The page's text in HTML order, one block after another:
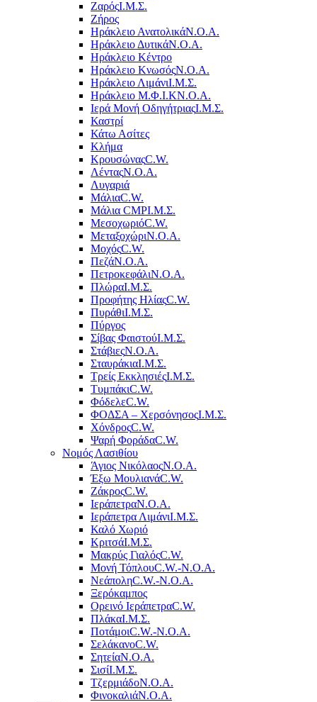
ΖαρόςΙ.Μ.Σ.
Ζήρος
Ηράκλειο ΑνατολικάΝ.Ο.Α.
Ηράκλειο ΔυτικάΝ.Ο.Α.
Ηράκλειο Κέντρο
Ηράκλειο ΚνωσόςΝ.Ο.Α.
Ηράκλειο ΛιμάνιΙ.Μ.Σ.
Ηράκλειο Μ.Φ.Ι.ΚΝ.Ο.Α.
Ιερά Μονή ΟδηγήτριαςΙ.Μ.Σ.
Καστρί
Κάτω Ασίτες
Κλήμα
ΚρουσώναςC.W.
ΛένταςΝ.Ο.Α.
Λυγαριά
ΜάλιαC.W.
Μάλια CMPΙ.Μ.Σ.
ΜεσοχωριόC.W.
ΜεταξοχώριΝ.Ο.Α.
ΜοχόςC.W.
ΠεζάΝ.Ο.Α.
ΠετροκεφάλιΝ.Ο.Α.
ΠλώραΙ.Μ.Σ.
Προφήτης ΗλίαςC.W.
ΠυράθιΙ.Μ.Σ.
Πύργος
Σίβας ΦαιστούΙ.Μ.Σ.
ΣτάβιεςΝ.Ο.Α.
ΣταυράκιαΙ.Μ.Σ.
Τρείς ΕκκλησιέςΙ.Μ.Σ.
ΤυμπάκιC.W.
ΦόδελεC.W.
ΦΟΔΣΑ – ΧερσόνησοςΙ.Μ.Σ.
ΧόνδροςC.W.
Ψαρή ΦοράδαC.W.
Νομός Λασιθίου
Άγιος ΝικόλαοςΝ.Ο.Α.
Έξω ΜουλιανάC.W.
ΖάκροςC.W.
ΙεράπετραΝ.Ο.Α.
Ιεράπετρα ΛιμάνιΙ.Μ.Σ.
Καλό Χωριό
ΚριτσάΙ.Μ.Σ.
Μακρύς ΓιαλόςC.W.
Μονή ΤόπλουC.W.-Ν.Ο.Α.
ΝεάποληC.W.-Ν.Ο.Α.
Ξερόκαμπος
Ορεινό ΙεράπετραC.W.
ΠλάκαΙ.Μ.Σ.
ΠοτάμοιC.W.-Ν.Ο.Α.
ΣελάκανοC.W.
ΣητείαΝ.Ο.Α.
ΣισίΙ.Μ.Σ.
ΤζερμιάδοΝ.Ο.Α.
ΦινοκαλιάΝ.Ο.Α.